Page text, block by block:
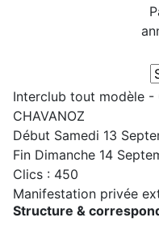
Interclub tout modèle -
CHAVANOZ
Début Samedi 13
Fin Dimanche 14
Clics : 450
Manifestation privée
Structure &